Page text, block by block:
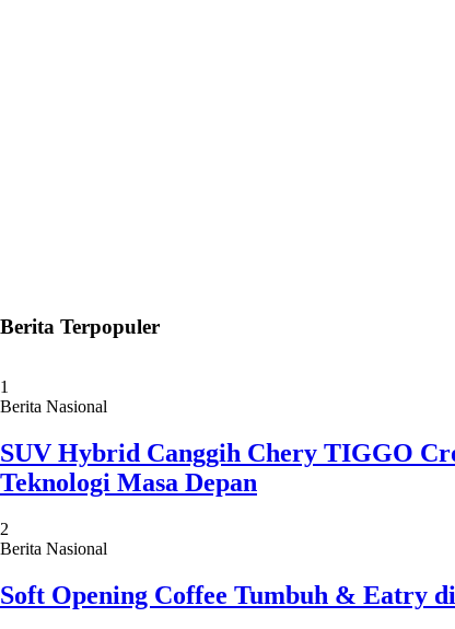
Berita Terpopuler
1
Berita Nasional
SUV Hybrid Canggih Chery TIGGO
Teknologi Masa Depan
2
Berita Nasional
Soft Opening Coffee Tumbuh & Eatry